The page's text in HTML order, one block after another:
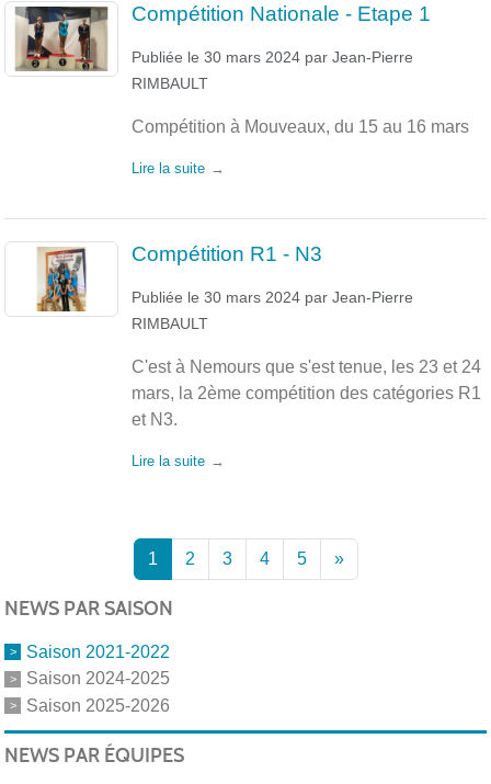
Compétition Nationale - Etape 1
Publiée le 30 mars 2024 par Jean-Pierre
RIMBAULT
Compétition à Mouveaux, du 15 au 16 mars
Lire la suite
Compétition R1 - N3
Publiée le 30 mars 2024 par Jean-Pierre
RIMBAULT
C'est à Nemours que s'est tenue, les 23 et 24
mars, la 2ème compétition des catégories R1
et N3.
Lire la suite
1 2 3 4 5 »
NEWS PAR SAISON
Saison 2021-2022
Saison 2024-2025
Saison 2025-2026
NEWS PAR ÉQUIPES